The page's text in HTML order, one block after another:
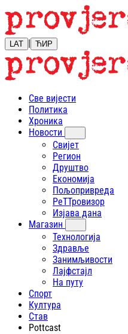
LAT | ЋИР
Све вијести
Политика
Хроника
Новости
Свијет
Регион
Друштво
Економија
Пољопривреда
РеТТровизор
Изјава дана
Магазин
Технологија
Здравље
Занимљивости
Лајфстajл
На путу
Спорт
Култура
Став
Pottcast